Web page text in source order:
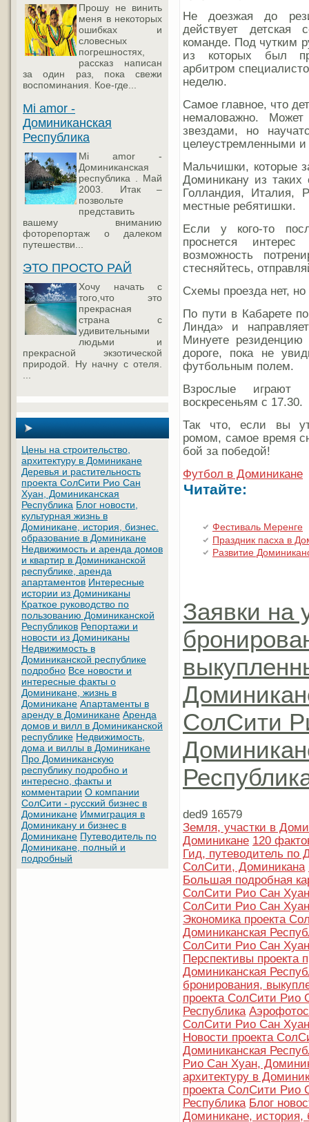
Прошу не винить
меня в некоторых
ошибках и
словесных
погрешностях,
рассказ написан
за один раз, пока свежи
воспоминания. Кое-где...
Mi amor -
Доминиканская
Республика
Mi amor -
Доминиканская
республика . Май
2003. Итак –
позвольте
представить
вашему вниманию
фоторепортаж о далеком
путешестви...
ЭТО ПРОСТО РАЙ
Хочу начать с
того,что это
прекрасная
страна с
удивительными
людьми и
прекрасной экзотической
природой. Ну начну с отеля.
Цены на строительство,
архитектуру в Доминикане
Деревья и растительность
проекта СолСити Рио Сан
Хуан, Доминиканская
Республика Блог новости,
культурная жизнь в
Доминикане, история, бизнес.
образование в Доминикане
Недвижимость и аренда домов
и квартир в Доминиканской
республике, аренда
апартаментов Интересные
истории из Доминиканы
Краткое руководство по
пользованию Доминиканской
Республиков Репортажи и
новости из Доминиканы
Недвижимость в
Доминиканской республике
подробно Все новости и
интересные факты о
Доминикане, жизнь в
Доминикане Апартаменты в
аренду в Доминикане Аренда
домов и вилл в Доминиканской
республике Недвижимость,
дома и виллы в Доминикане
Про Доминиканскую
республику подробно и
интересно, факты и
комментарии О компании
СолСити - русский бизнес в
Доминикане Иммиграция в
Доминикану и бизнес в
Доминикане Путеводитель по
Доминикане, полный и
подробный
Не доезжая до
действует детская
команде. Под чутким
из которых был
арбитром
неделю.
Самое главное, что
немаловажно.
звездами, но
целеустремленными
Мальчишки, которые
Доминикану из таких
Голландия, Италия,
местные ребятишки.
Если у кого-то
проснется
возможность
стесняйтесь,
Схемы проезда нет, но
По пути в Кабарете
Линда» и
Минуете резиденцию
дороге, пока не
футбольным полем.
Взрослые играют
воскресеньям с 17.30.
Так что, если вы
ромом, самое время
бой за победой!
Футбол в Доминикане
Читайте:
Фестиваль Меренге
Праздник пасха в
Развитие
Заявки на
СолСити
ded9 16579
Земля, участки в
Доминикане 120
Гид, путеводитель по
СолСити, Доминикана
Большая подробная
СолСити Рио Сан
СолСити Рио Сан
Экономика проекта
Доминиканская
СолСити Рио Сан
Перспективы проекта
Доминиканская
бронирования,
проекта СолСити Рио
Республика
СолСити Рио Сан
Новости проекта
Доминиканская
Рио Сан Хуан,
архитектуру в
проекта СолСити Рио
Республика Блог
Доминикане, история,